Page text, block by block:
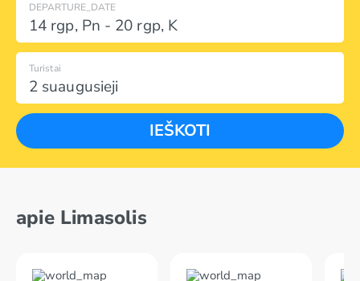
DEPARTURE_DATE
14 rgp, Pn - 20 rgp, K
2 suaugusieji
Turistai
IEŠKOTI
apie Limasolis